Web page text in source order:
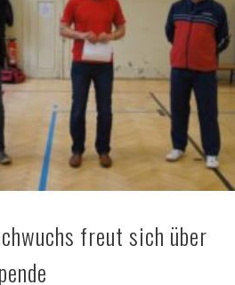
freut sich über